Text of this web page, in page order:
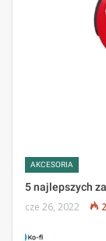
AKCESORIA
5 najlepszych
cze 26, 2022